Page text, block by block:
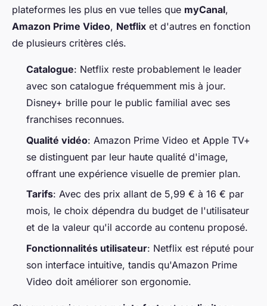
plateformes les plus en vue telles que myCanal,
Amazon Prime Video, Netflix et d'autres en fonction
de plusieurs critères clés.
Catalogue: Netflix reste probablement le leader
avec son catalogue fréquemment mis à jour.
Disney+ brille pour le public familial avec ses
franchises reconnues.
Qualité vidéo: Amazon Prime Video et Apple TV+
se distinguent par leur haute qualité d'image,
offrant une expérience visuelle de premier plan.
Tarifs: Avec des prix allant de 5,99 € à 16 € par
mois, le choix dépendra du budget de l'utilisateur
et de la valeur qu'il accorde au contenu proposé.
Fonctionnalités utilisateur: Netflix est réputé pour
son interface intuitive, tandis qu'Amazon Prime
Video doit améliorer son ergonomie.